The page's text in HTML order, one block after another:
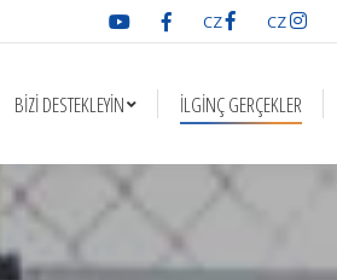
CZ CZ
BIZI DESTEKLEYIN İLGINÇ GERÇEKLER
İLGINÇ GERÇEKLER İLETIŞIM